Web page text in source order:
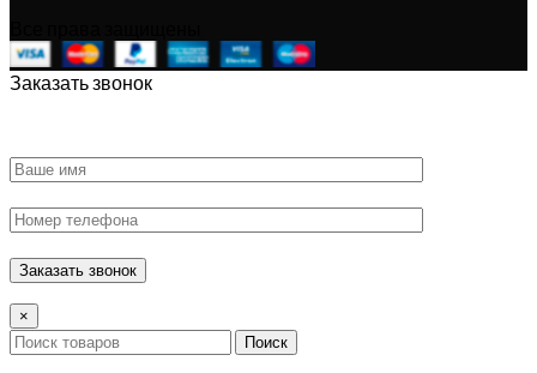
Заказать звонок
×
Поиск